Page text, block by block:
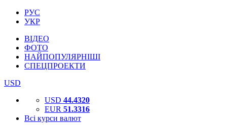
РУС
УКР
ВІДЕО
ФОТО
НАЙПОПУЛЯРНІШІ
СПЕЦПРОЕКТИ
USD
USD 44.4320
EUR 51.3316
Всі курси валют